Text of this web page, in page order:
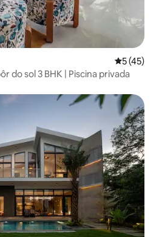
5 de uma
5 (45)
do sol 3 BHK | Piscina privada